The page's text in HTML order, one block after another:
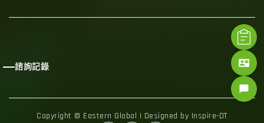
諮詢記錄
Copyright © Eastern Global | Designed by Inspire-DT
contact_mail
chat_bubble